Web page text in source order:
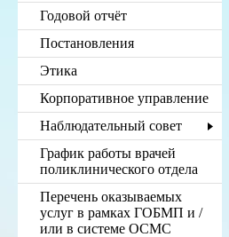
Годовой отчёт
Постановления
Этика
Корпоративное управление
Наблюдательный совет
График работы врачей
поликлинического отдела
Перечень оказываемых
услуг в рамках ГОБМП и /
или в системе ОСМС